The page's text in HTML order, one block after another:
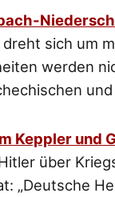
sich um
werden
Keppler und
über
„Deutsche